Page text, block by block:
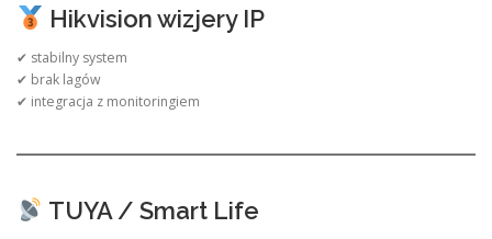
Hikvision wizjery IP
✔ stabilny system
✔ brak lagów
✔ integracja z monitoringiem
TUYA / Smart Life